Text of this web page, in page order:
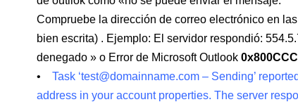
Compruebe la dirección de correo electrónico en
bien escrita) . Ejemplo: El servidor respondió:
denegado » o Error de Microsoft Outlook
• Task ‘test@domainname.com – Sending’
address in your account properties. The server